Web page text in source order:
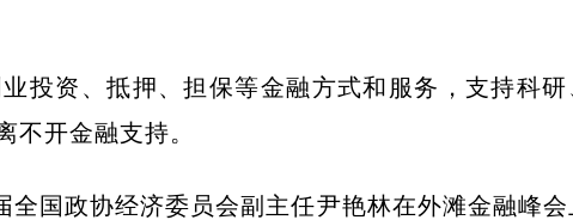
投资、抵押、担保等金融方式和服务，支持科
不开金融支持。
全国政协经济委员会副主任尹艳林在外滩金融峰